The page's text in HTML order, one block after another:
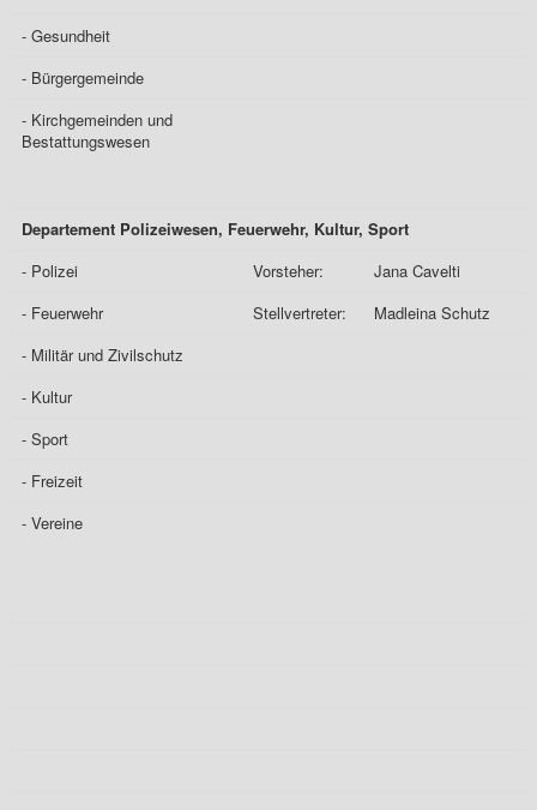
- Gesundheit
- Bürgergemeinde
- Kirchgemeinden und
Bestattungswesen
Departement Polizeiwesen, Feuerwehr, Kultur, Sport
- Polizei
Vorsteher:
Jana Cavelti
- Feuerwehr
Stellvertreter:
Madleina Schutz
- Militär und Zivilschutz
- Kultur
- Sport
- Freizeit
- Vereine